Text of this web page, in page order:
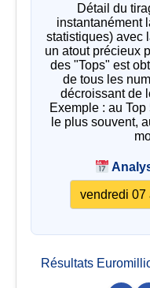
Détail du
instantanément
statistiques) avec
un atout précieux
des "Tops" est
de tous les
décroissant de
Exemple : au
le plus souvent,
Résultats